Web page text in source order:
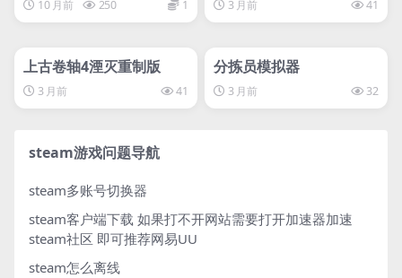
10 月前 250 1 3 月前 41
svip专属
上古卷轴4湮灭重制版
3 月前 41
分拣员模拟器
3 月前 32
steam游戏问题导航
steam多账号切换器
steam客户端下载 如果打不开网站需要打开加速器加速
steam社区 即可推荐网易UU
steam怎么离线